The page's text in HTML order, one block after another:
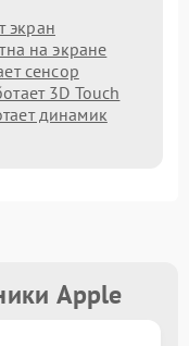
экран
на экране
сенсор
3D Touch
динамик
Apple